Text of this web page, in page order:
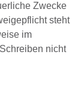
Zwecke
steht
im
nicht